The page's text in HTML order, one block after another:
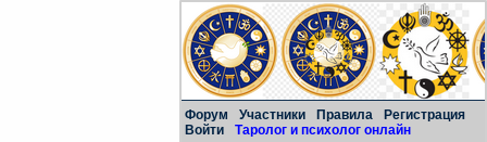
Форум Участники Правила
Регистрация
Войти
Таролог и психолог онлайн